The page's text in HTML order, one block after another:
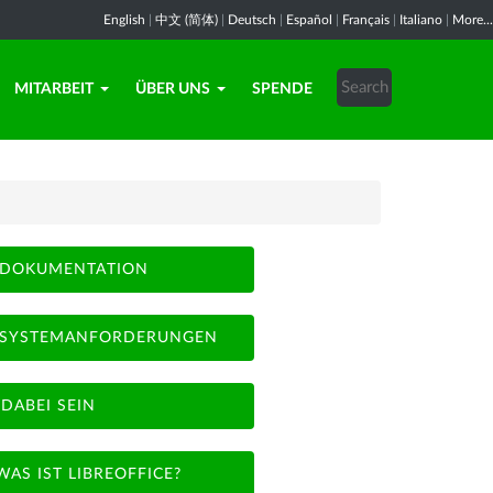
English 中文 (简体) Deutsch Español Français Italiano More...
MITARBEIT ÜBER UNS SPENDE
DOKUMENTATION
SYSTEMANFORDERUNGEN
DABEI SEIN
IST LIBREOFFICE?